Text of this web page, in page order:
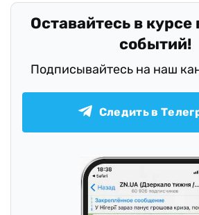
Оставайтесь в
событий!
Подписывайтесь на наш
Следить в